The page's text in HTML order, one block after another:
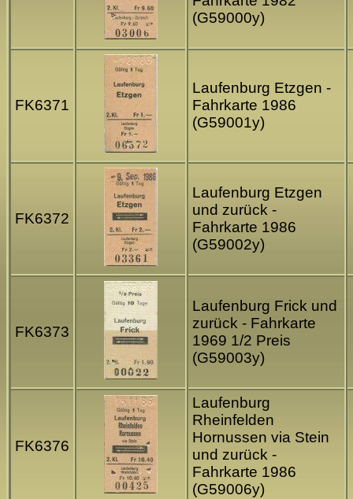
(G59000y)
FK6371
Laufenburg Etzgen -
Fahrkarte 1986
(G59001y)
FK6372
Laufenburg Etzgen
und zurück -
Fahrkarte 1986
(G59002y)
FK6373
Laufenburg Frick und
zurück - Fahrkarte
1969 1/2 Preis
(G59003y)
FK6376
Laufenburg
Rheinfelden
Hornussen via Stein
und zurück -
Fahrkarte 1986
(G59006y)